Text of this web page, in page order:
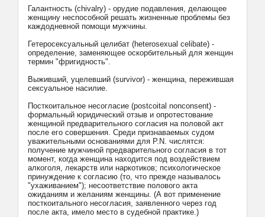
Галантность (chivalry) - орудие подавления, делающее
женщину неспособной решать жизненные проблемы без
каждодневной помощи мужчины.
Гетеросексуальный целибат (heterosexual celibate) -
определение, заменяющее оскорбительный для женщин
термин "фригидность".
Выживший, уцелевший (survivor) - женщина, пережившая
сексуальное насилие.
Посткоитальное несогласие (postcoital nonconsent) -
формальный юридический отзыв и опротестование
женщиной предварительного согласия на половой акт
после его совершения. Среди признаваемых судом
уважительными основаниями для P.N. числятся:
получение мужчиной предварительного согласия в тот
момент, когда женщина находится под воздействием
алкоголя, лекарств или наркотиков; психологическое
принуждение к согласию (то, что прежде называлось
"ухаживанием"); несоответствие полового акта
ожиданиям и желаниям женщины. (А вот применение
посткоитального несогласия, заявленного через год
после акта, имело место в судебной практике.)